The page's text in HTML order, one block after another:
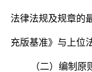
法律法规及规章的
充版基准》与上位
（二）编制原